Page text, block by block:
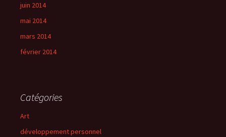
juin 2014
mai 2014
mars 2014
février 2014
Catégories
Art
développement personnel